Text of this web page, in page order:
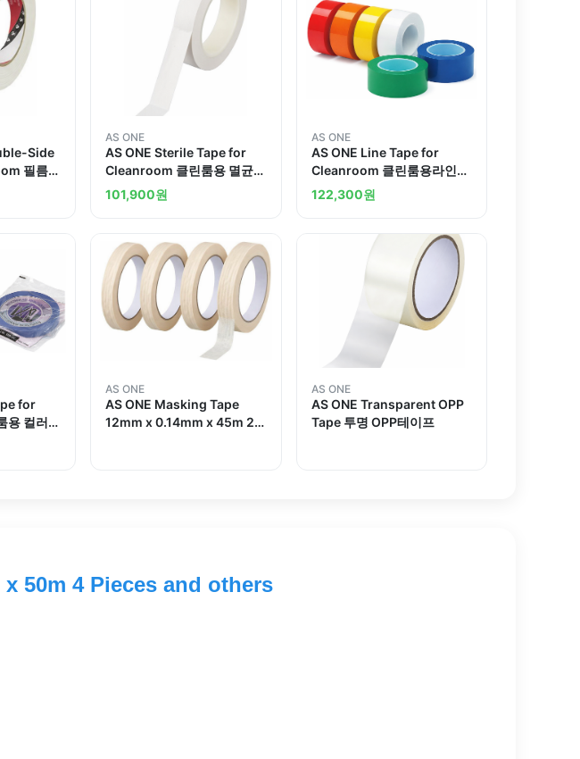
Side
필름
AS ONE
AS ONE Sterile Tape for
Cleanroom 클린룸용 멸균테
이프
101,900원
AS ONE
AS ONE Line Tape for
Cleanroom 클린룸용라인테
이프
122,300원
for
용 컬러테
AS ONE
AS ONE Masking Tape
12mm x 0.14mm x 45m 20
AS ONE
AS ONE Transparent OPP
Tape 투명 OPP테이프
50m 4 Pieces and others